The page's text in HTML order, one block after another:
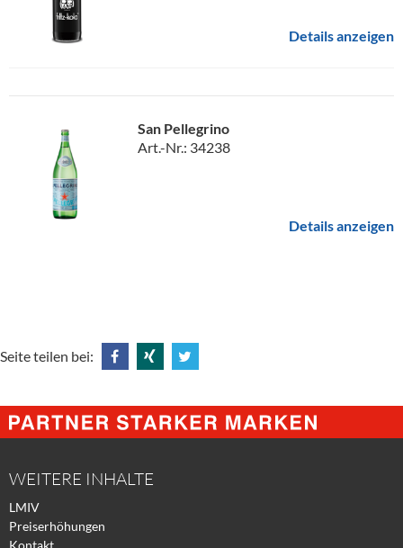
Details anzeigen
San Pellegrino
Art.-Nr.: 34238
Details anzeigen
Seite teilen bei:
@
Facebook
@
Xing
@
Twitter
WEITERE INHALTE
LMIV
Preiserhöhungen